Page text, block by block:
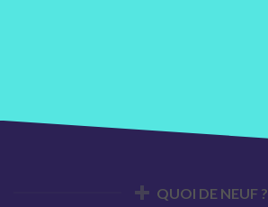
QUOI DE NEUF ?